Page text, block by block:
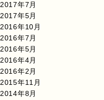
2017年7月
2017年5月
2016年10月
2016年7月
2016年5月
2016年4月
2016年2月
2015年11月
2014年8月